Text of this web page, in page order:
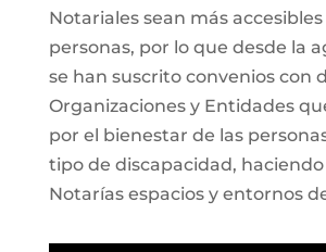
Notariales sean más
personas, por lo que desde la
se han suscrito convenios con
Organizaciones y Entidades
por el bienestar de las
tipo de discapacidad, haciendo
Notarías espacios y entornos